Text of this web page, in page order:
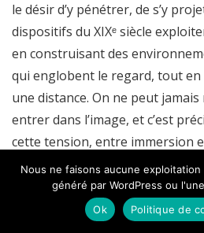
le désir d’y pénétrer, de s’y
dispositifs du XIXᵉ siècle
en construisant des
qui englobent le regard, tout
une distance. On ne peut
entrer dans l’image, et c’est
cette tension, entre immersion
impossibilité, qui la rend active.
J’évoque dans ce contexte l’idée
Nous ne faisons aucune
généré par WordPress ou
Ok
Politique de